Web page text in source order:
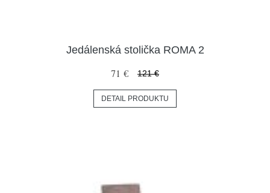
Jedálenská stolička ROMA 2
71 € 121 €
DETAIL PRODUKTU